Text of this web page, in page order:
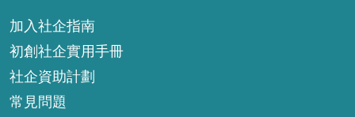
加入社企指南
初創社企實用手冊
社企資助計劃
常見問題